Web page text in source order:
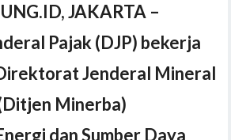
JAKARTA –
Pajak (DJP) bekerja
Jenderal Mineral
Minerba)
dan Sumber Daya